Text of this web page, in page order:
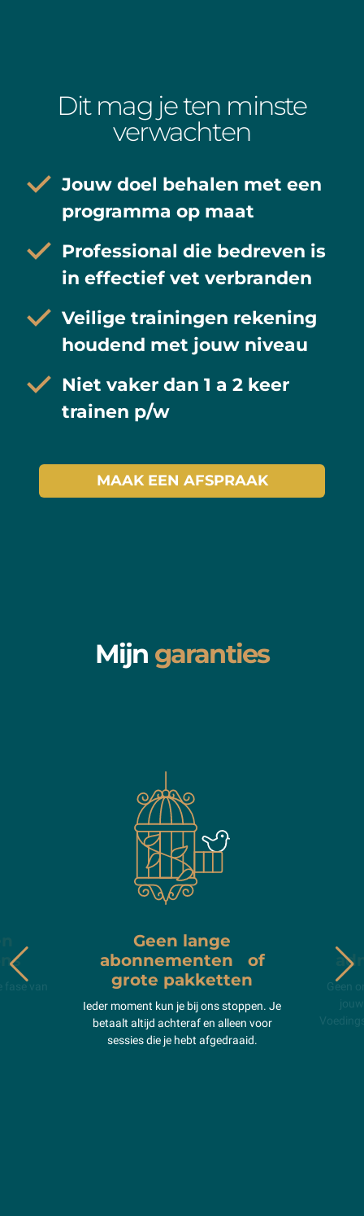
Dit mag je ten minste
verwachten
Jouw doel behalen met een
programma op maat
Professional die bedreven is
in effectief vet verbranden
Veilige trainingen rekening
houdend met jouw niveau
Niet vaker dan 1 a 2 keer
trainen p/w
MAAK EEN AFSPRAAK
Mijn garanties
fase van
Geen lange
abonnementen of
grote pakketten
Ieder moment kun je bij ons stoppen. Je
betaalt altijd achteraf en alleen voor
sessies die je hebt afgedraaid.
Geen